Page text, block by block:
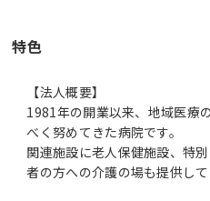
特色
【法人概要】
1981年の開業以来、地域医療
べく努めてきた病院です。
関連施設に老人保健施設、特
者の方への介護の場も提供して